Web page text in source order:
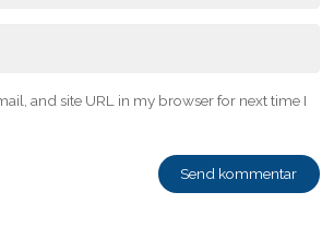
and site URL in my browser for next time I